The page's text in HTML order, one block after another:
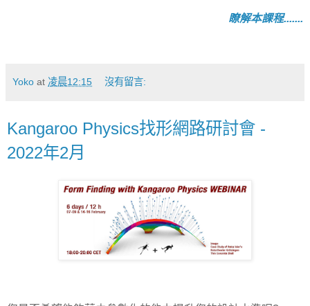
瞭解本課程.......
Yoko at 凌晨12:15 沒有留言:
Kangaroo Physics找形網路研討會 -
2022年2月